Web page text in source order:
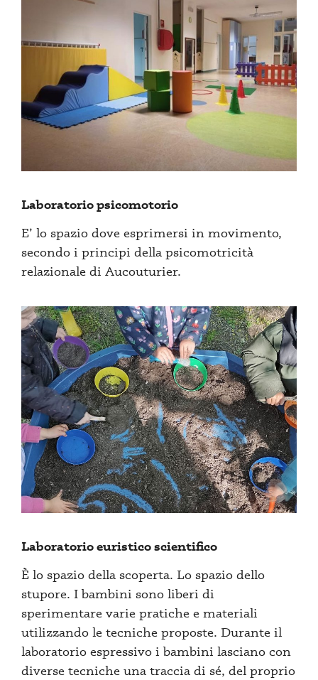
Laboratorio psicomotorio
E’ lo spazio dove esprimersi in movimento,
secondo i principi della psicomotricità
relazionale di Aucouturier.
Laboratorio euristico scientifico
È lo spazio della scoperta. Lo spazio dello
stupore. I bambini sono liberi di
sperimentare varie pratiche e materiali
utilizzando le tecniche proposte. Durante il
laboratorio espressivo i bambini lasciano con
diverse tecniche una traccia di sé, del proprio